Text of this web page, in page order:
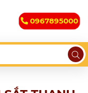
0967895000